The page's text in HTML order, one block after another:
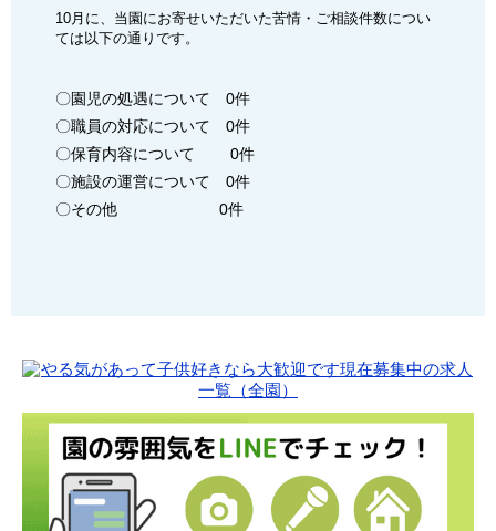
10月に、当園にお寄せいただいた苦情・ご相談件数につい
ては以下の通りです。
〇園児の処遇について 0件
〇職員の対応について 0件
〇保育内容について 0件
〇施設の運営について 0件
〇その他 0件